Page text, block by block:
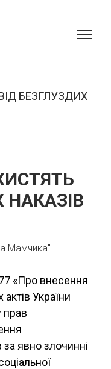
НАКАЗІВ
Мамчика"
«Про внесення
України
прав
за явно злочинні